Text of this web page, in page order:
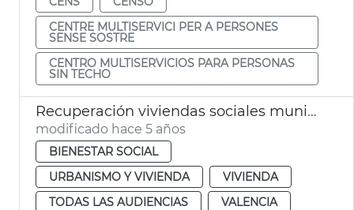
CENTRE MULTISERVICI PER A PERSONES
SENSE SOSTRE
CENTRO MULTISERVICIOS PARA PERSONAS
SIN TECHO
Recuperación viviendas sociales municipales
modificado hace 5 años
BIENESTAR SOCIAL
URBANISMO Y VIVIENDA
VIVIENDA
TODAS LAS AUDIENCIAS
VALENCIA